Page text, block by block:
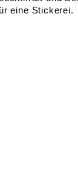
eine Stickerei.